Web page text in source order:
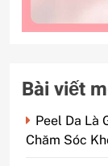
Bài viết
Peel Da Là
Chăm Sóc